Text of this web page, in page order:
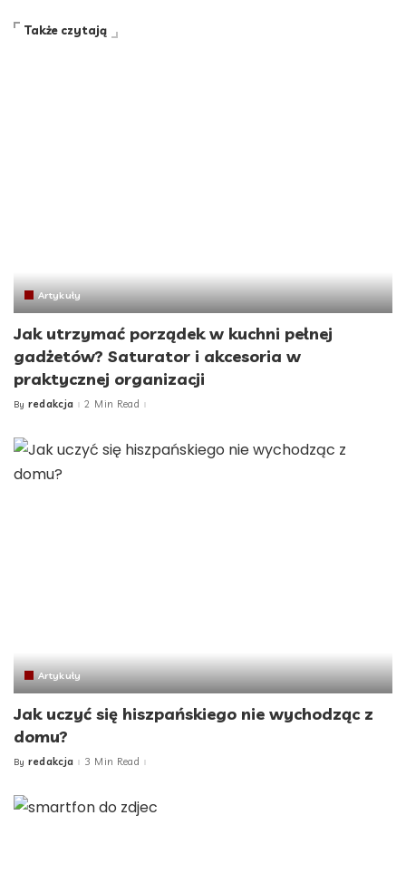
Także czytają
Artykuły
Jak utrzymać porządek w kuchni pełnej
gadżetów? Saturator i akcesoria w
praktycznej organizacji
Posted
By redakcja 2 Min Read
Artykuły
Jak uczyć się hiszpańskiego nie wychodząc z
domu?
Posted
By redakcja 3 Min Read